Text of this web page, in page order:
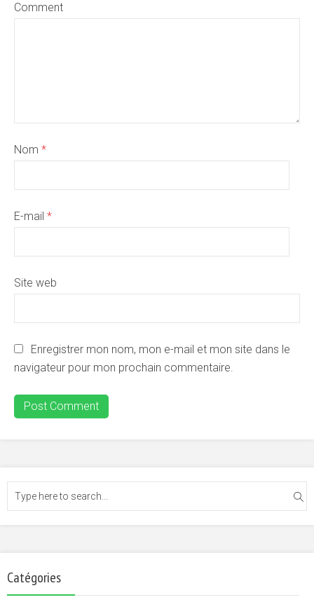
Comment
Nom *
E-mail *
Site web
Enregistrer mon nom, mon e-mail et mon site dans le
navigateur pour mon prochain commentaire.
Catégories